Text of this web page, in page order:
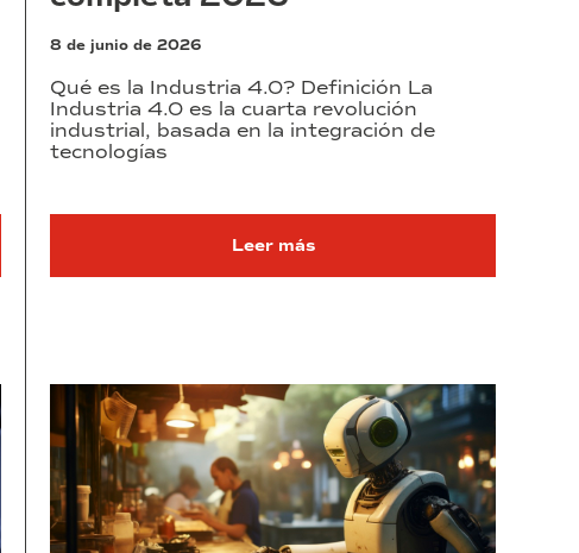
8 de junio de 2026
Qué es la Industria 4.0? Definición La
Industria 4.0 es la cuarta revolución
industrial, basada en la integración de
tecnologías
Leer más